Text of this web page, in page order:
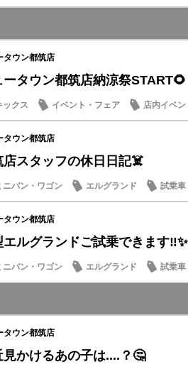
タウン都筑店
ータウン都筑店納涼祭START🌻
ックス イベント・フェア
店内イベン
節のメンテナンス
タウン都筑店
店スタッフの休日日記☠️
ニバン・ワゴン エルグランド
試乗車
知識
タウン都筑店
エルグランドご試乗できます‼️✨
ニバン・ワゴン エルグランド
試乗車
題の情報
タウン都筑店
見かけるあの子は....？🤔